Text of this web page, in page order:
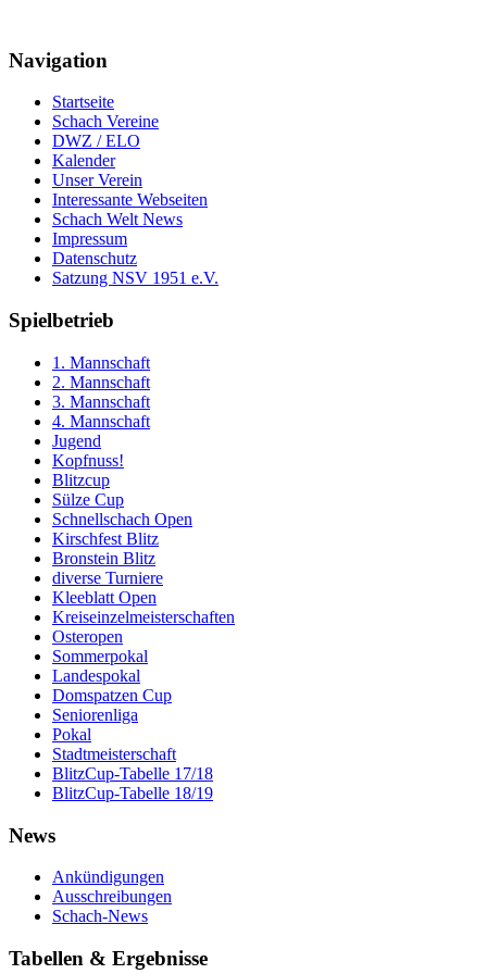
Navigation
Startseite
Schach Vereine
DWZ / ELO
Kalender
Unser Verein
Interessante Webseiten
Schach Welt News
Impressum
Datenschutz
Satzung NSV 1951 e.V.
Spielbetrieb
1. Mannschaft
2. Mannschaft
3. Mannschaft
4. Mannschaft
Jugend
Kopfnuss!
Blitzcup
Sülze Cup
Schnellschach Open
Kirschfest Blitz
Bronstein Blitz
diverse Turniere
Kleeblatt Open
Kreiseinzelmeisterschaften
Osteropen
Sommerpokal
Landespokal
Domspatzen Cup
Seniorenliga
Pokal
Stadtmeisterschaft
BlitzCup-Tabelle 17/18
BlitzCup-Tabelle 18/19
News
Ankündigungen
Ausschreibungen
Schach-News
Tabellen & Ergebnisse